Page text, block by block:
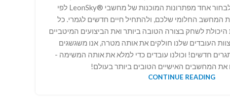
לשדרג את מחשב הקיים, לבחור אחד מפתרונות המוכנות של מחשבי ®LeonSky לפי
המחשב החלומי שלכם, ולהתחיל חיים חדשים לגמרי. כל
לשחק בצורה הטובה ביותר ואת הביצועים המיטביים
העובדים שלנו חולקים את אותה מטרה, אנו משגשגים
חדשים! וכולנו עובדים כדי למלא את אותה המשימה -
המחשבים האישיים הטובים ביותר בעולם!
CONTINUE READING